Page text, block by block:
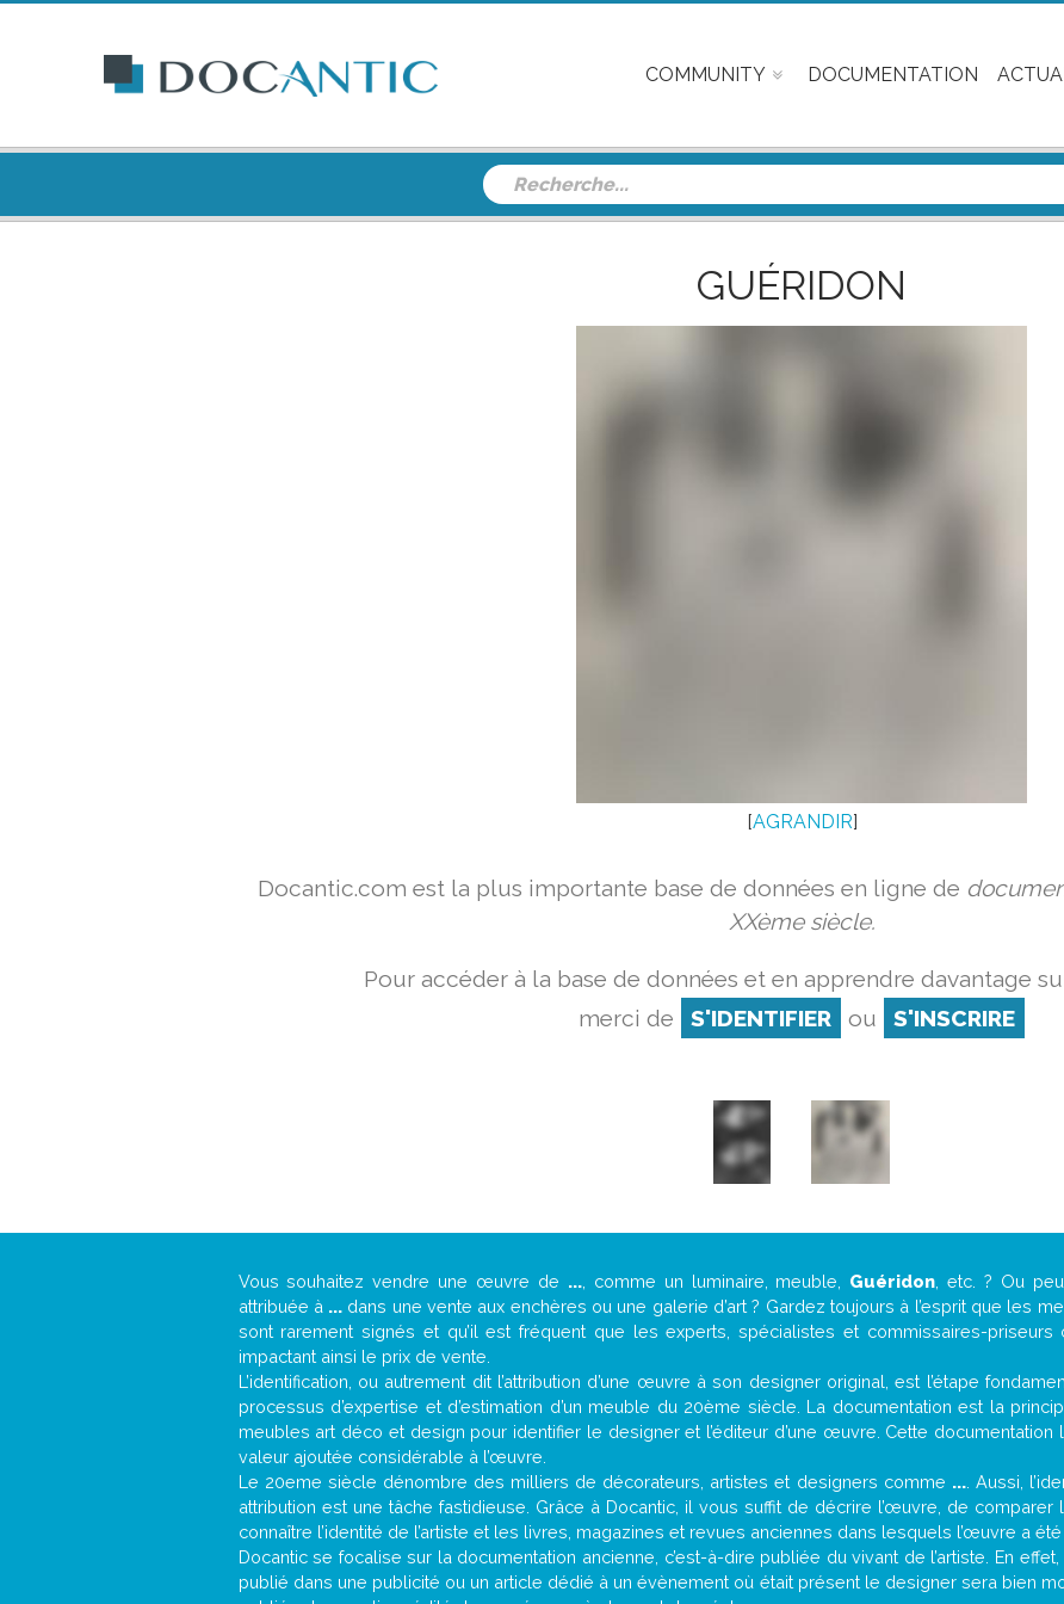
COMMUNITY DOCUMENTATION
GUÉRIDON
[AGRANDIR]
Docantic.com est la plus importante base de données en ligne de
XXème siècle.
Pour accéder à la base de données et en apprendre davantage
merci de
S'IDENTIFIER ou S'INSCRIRE
Vous souhaitez vendre une œuvre de ..., comme un luminaire, meuble, Guéridon , etc. ? Ou
attribuée à ... dans une vente aux enchères ou une galerie d’art ? Gardez toujours à l’esprit que les
sont rarement signés et qu’il est fréquent que les experts, spécialistes et commissaires-priseurs
impactant ainsi le prix de vente.
L’identification, ou autrement dit l’attribution d’une œuvre à son designer original, est l’étape
processus d’expertise et d’estimation d’un meuble du 20ème siècle. La documentation est la
meubles art déco et design pour identifier le designer et l’éditeur d’une œuvre. Cette
valeur ajoutée considérable à l’œuvre.
Le 20eme siècle dénombre des milliers de décorateurs, artistes et designers comme .... Aussi,
attribution est une tâche fastidieuse. Grâce à Docantic, il vous suffit de décrire l’œuvre, de
connaître l’identité de l’artiste et les livres, magazines et revues anciennes dans lesquels l’œuvre a été
Docantic se focalise sur la documentation ancienne, c’est-à-dire publiée du vivant de l’artiste. En effet,
publié dans une publicité ou un article dédié à un évènement où était présent le designer sera bien